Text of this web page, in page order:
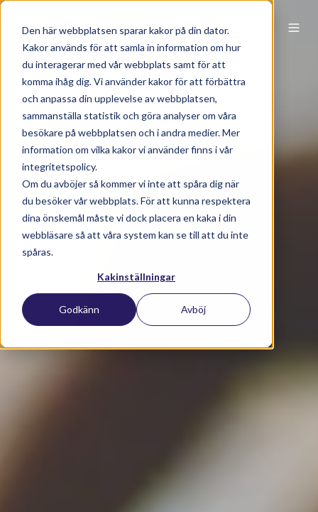
Den här webbplatsen sparar kakor på din dator.
Kakor används för att samla in information om hur
du interagerar med vår webbplats samt för att
komma ihåg dig. Vi använder kakor för att förbättra
och anpassa din upplevelse av webbplatsen,
sammanställa statistik och göra analyser om våra
besökare på webbplatsen och i andra medier. Mer
information om vilka kakor vi använder finns i vår
integritetspolicy.
Om du avböjer så kommer vi inte att spåra dig när
du besöker vår webbplats. För att kunna respektera
dina önskemål måste vi dock placera en kaka i din
webbläsare så att våra system kan se till att du inte
spåras.
Kakinställningar
Godkänn Avböj